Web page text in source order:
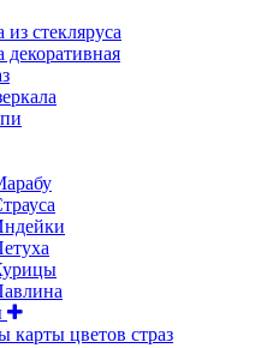
из стекляруса
декоративная
карты цветов страз